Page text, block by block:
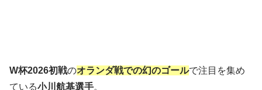
W杯2026初戦のオランダ戦での幻のゴールで注目を集め
ている小川航基選手。